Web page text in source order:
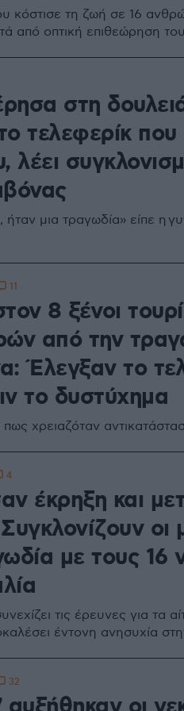
κόστισε τη ζωή σε 16
από οπτική επιθεώρηση
στη
τελεφερίκ
λέει
μια τραγωδία» είπε η
8 ξένοι
από την
Έλεγξαν το
το δυστύχημα
χρειαζόταν
11
έκρηξη και
οι
με τους 16
τις έρευνες για τα
έντονη ανησυχία
4
32